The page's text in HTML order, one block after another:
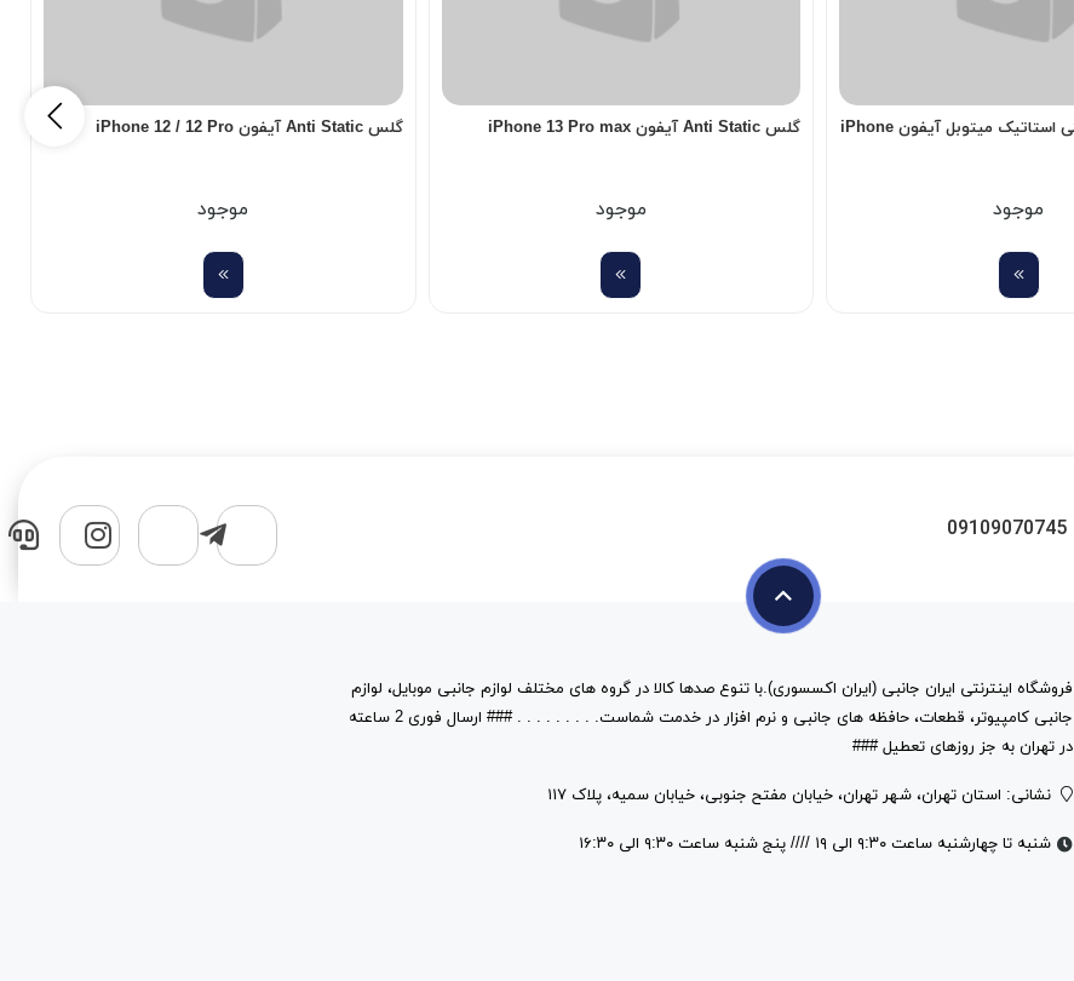
گلس Super D آنتی استاتیک میتوبل آیفون iPhone
موجود
گلس Anti Static آیفون iPhone 13 Pro max
موجود
گلس Anti Static آیفون iPhone 12 / 12 Pro
موجود
09109070745
فروشگاه اینترنتی ایران جانبی (ایران اکسسوری).با تنوع صدها کالا در گروه های مختلف لوازم جانبی موبایل، لوازم
جانبی کامپیوتر، قطعات، حافظه های جانبی و نرم افزار در خدمت شماست. . . . . . . . . ### ارسال فوری 2 ساعته
در تهران به جز روزهای تعطیل ###
نشانی: استان تهران، شهر تهران، خیابان مفتح جنوبی، خیابان سمیه، پلاک ۱۱۷
شنبه تا چهارشنبه ساعت ۹:۳۰ الی ۱۹ //// پنج شنبه ساعت ۹:۳۰ الی ۱۶:۳۰